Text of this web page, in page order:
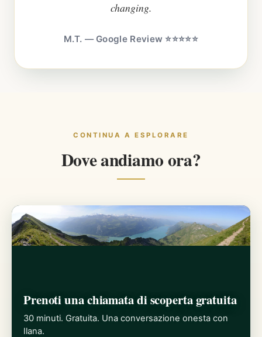
changing.
M.T. — Google Review ⭐⭐⭐⭐⭐
CONTINUA A ESPLORARE
Dove andiamo ora?
Prenoti una chiamata di scoperta gratuita
30 minuti. Gratuita. Una conversazione onesta con
Ilana.